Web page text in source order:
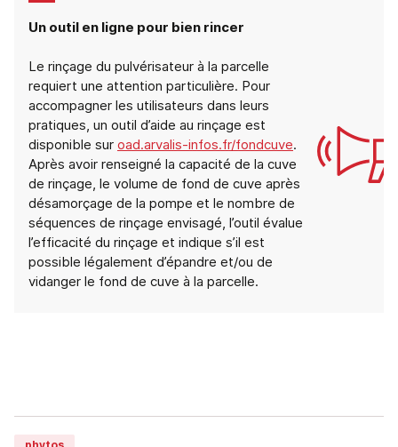
Un outil en ligne pour bien rincer
Le rinçage du pulvérisateur à la parcelle
requiert une attention particulière. Pour
accompagner les utilisateurs dans leurs
pratiques, un outil d’aide au rinçage est
disponible sur oad.arvalis-infos.fr/fondcuve.
Après avoir renseigné la capacité de la cuve
de rinçage, le volume de fond de cuve après
désamorçage de la pompe et le nombre de
séquences de rinçage envisagé, l’outil évalue
l’efficacité du rinçage et indique s’il est
possible légalement d’épandre et/ou de
vidanger le fond de cuve à la parcelle.